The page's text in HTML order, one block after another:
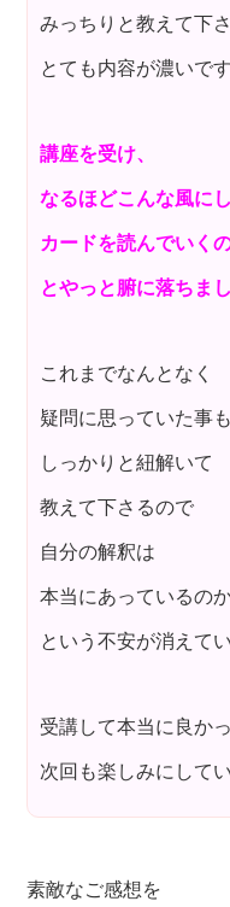
みっちりと教えて下
とても内容が濃いです
講座を受け、
なるほどこんな風に
カードを読んでいくの
とやっと腑に落ちまし
これまでなんとなく
疑問に思っていた事も
しっかりと紐解いて
教えて下さるので
自分の解釈は
本当にあっているのか
という不安が消えて
受講して本当に良か
次回も楽しみにしてい
素敵なご感想を